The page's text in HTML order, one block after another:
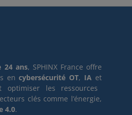
24 ans, SPHINX France offre
encybersécurité OT, IA et
optimiser les ressources
clés comme l’énergie,
4.0.